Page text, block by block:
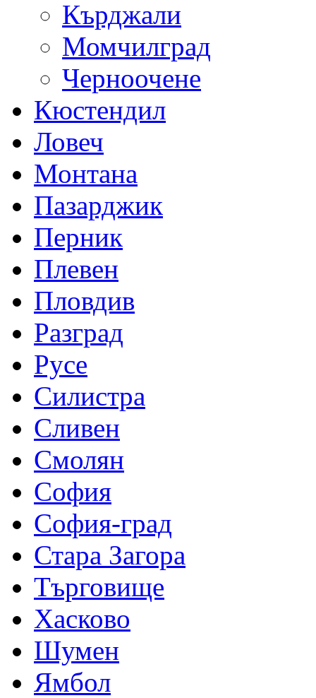
Кърджали
Момчилград
Черноочене
Кюстендил
Ловеч
Монтана
Пазарджик
Перник
Плевен
Пловдив
Разград
Русе
Силистра
Сливен
Смолян
София
София-град
Стара Загора
Търговище
Хасково
Шумен
Ямбол